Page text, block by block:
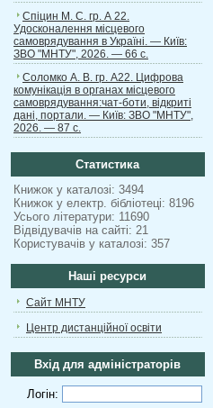
Спіцин М. С. гр. А 22.
Удосконалення місцевого
самоврядування в Україні. — Київ:
ЗВО "МНТУ", 2026. — 66 с.
Соломко А. В. гр. А22. Цифрова
комунікація в органах місцевого
самоврядування:чат-боти, відкриті
дані, портали. — Київ: ЗВО "МНТУ",
2026. — 87 с.
Статистика
Книжок у каталозі: 3494
Книжок у електр. бібліотеці: 8196
Усього літератури: 11690
Відвідувачів на сайті: 21
Користувачів у каталозі: 357
Наші ресурси
Сайт МНТУ
Центр дистанційної освіти
Вхід для адміністраторів
Логін: